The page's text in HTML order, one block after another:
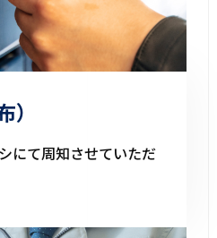
にて周知させていただ